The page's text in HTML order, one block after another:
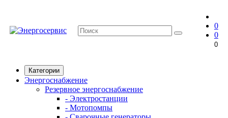
0
0
0
Категории
Энергоснабжение
Резервное энергоснабжение
- Электростанции
- Мотопомпы